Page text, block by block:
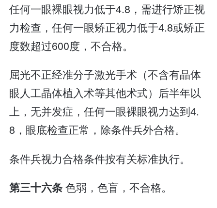
任何一眼裸眼视力低于4.8，需进行矫正视
力检查，任何一眼矫正视力低于4.8或矫正
度数超过600度，不合格。
屈光不正经准分子激光手术（不含有晶体
眼人工晶体植入术等其他术式）后半年以
上，无并发症，任何一眼裸眼视力达到4.
8，眼底检查正常，除条件兵外合格。
条件兵视力合格条件按有关标准执行。
第三十六条色弱，色盲，不合格。